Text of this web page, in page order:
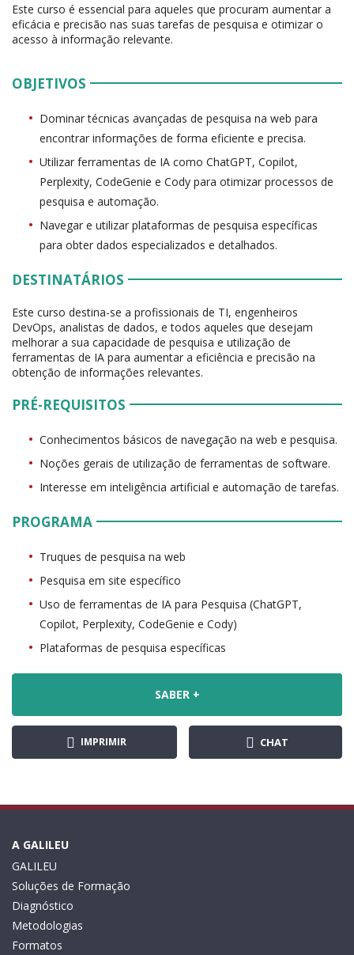
Este curso é essencial para aqueles que procuram aumentar a
eficácia e precisão nas suas tarefas de pesquisa e otimizar o
acesso à informação relevante.
OBJETIVOS
Dominar técnicas avançadas de pesquisa na web para
encontrar informações de forma eficiente e precisa.
Utilizar ferramentas de IA como ChatGPT, Copilot,
Perplexity, CodeGenie e Cody para otimizar processos de
pesquisa e automação.
Navegar e utilizar plataformas de pesquisa específicas
para obter dados especializados e detalhados.
DESTINATÁRIOS
Este curso destina-se a profissionais de TI, engenheiros
DevOps, analistas de dados, e todos aqueles que desejam
melhorar a sua capacidade de pesquisa e utilização de
ferramentas de IA para aumentar a eficiência e precisão na
obtenção de informações relevantes.
PRÉ-REQUISITOS
Conhecimentos básicos de navegação na web e pesquisa.
Noções gerais de utilização de ferramentas de software.
Interesse em inteligência artificial e automação de tarefas.
PROGRAMA
Truques de pesquisa na web
Pesquisa em site específico
Uso de ferramentas de IA para Pesquisa (ChatGPT,
Copilot, Perplexity, CodeGenie e Cody)
Plataformas de pesquisa específicas
SABER +
IMPRIMIR CHAT
A GALILEU
GALILEU
Soluções de Formação
Diagnóstico
Metodologias
Formatos